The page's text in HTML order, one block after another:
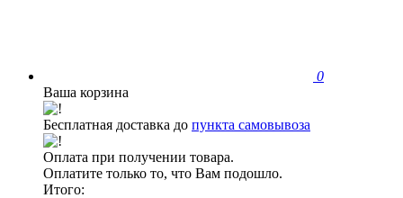
0
Ваша корзина
Бесплатная доставка до пункта самовывоза
Оплата при получении товара.
Оплатите только то, что Вам подошло.
Итого: